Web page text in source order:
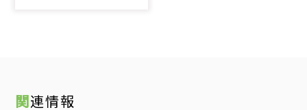
関連情報